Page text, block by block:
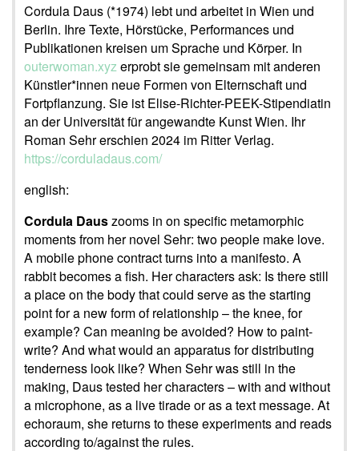
Cordula Daus (*1974) lebt und arbeitet in Wien und
Berlin. Ihre Texte, Hörstücke, Performances und
Publikationen kreisen um Sprache und Körper. In
outerwoman.xyzerprobt sie gemeinsam mit anderen
Künstler*innen neue Formen von Elternschaft und
Fortpflanzung. Sie ist Elise-Richter-PEEK-Stipendiatin
an der Universität für angewandte Kunst Wien. Ihr
Roman Sehr erschien 2024 im Ritter Verlag.
https://corduladaus.com/
english:
Cordula Dauszooms in on specific metamorphic
moments from her novel Sehr: two people make love.
A mobile phone contract turns into a manifesto. A
rabbit becomes a fish. Her characters ask: Is there still
a place on the body that could serve as the starting
point for a new form of relationship – the knee, for
example? Can meaning be avoided? How to paint-
write? And what would an apparatus for distributing
tenderness look like? When Sehr was still in the
making, Daus tested her characters – with and without
a microphone, as a live tirade or as a text message. At
echoraum, she returns to these experiments and reads
according to/against the rules.